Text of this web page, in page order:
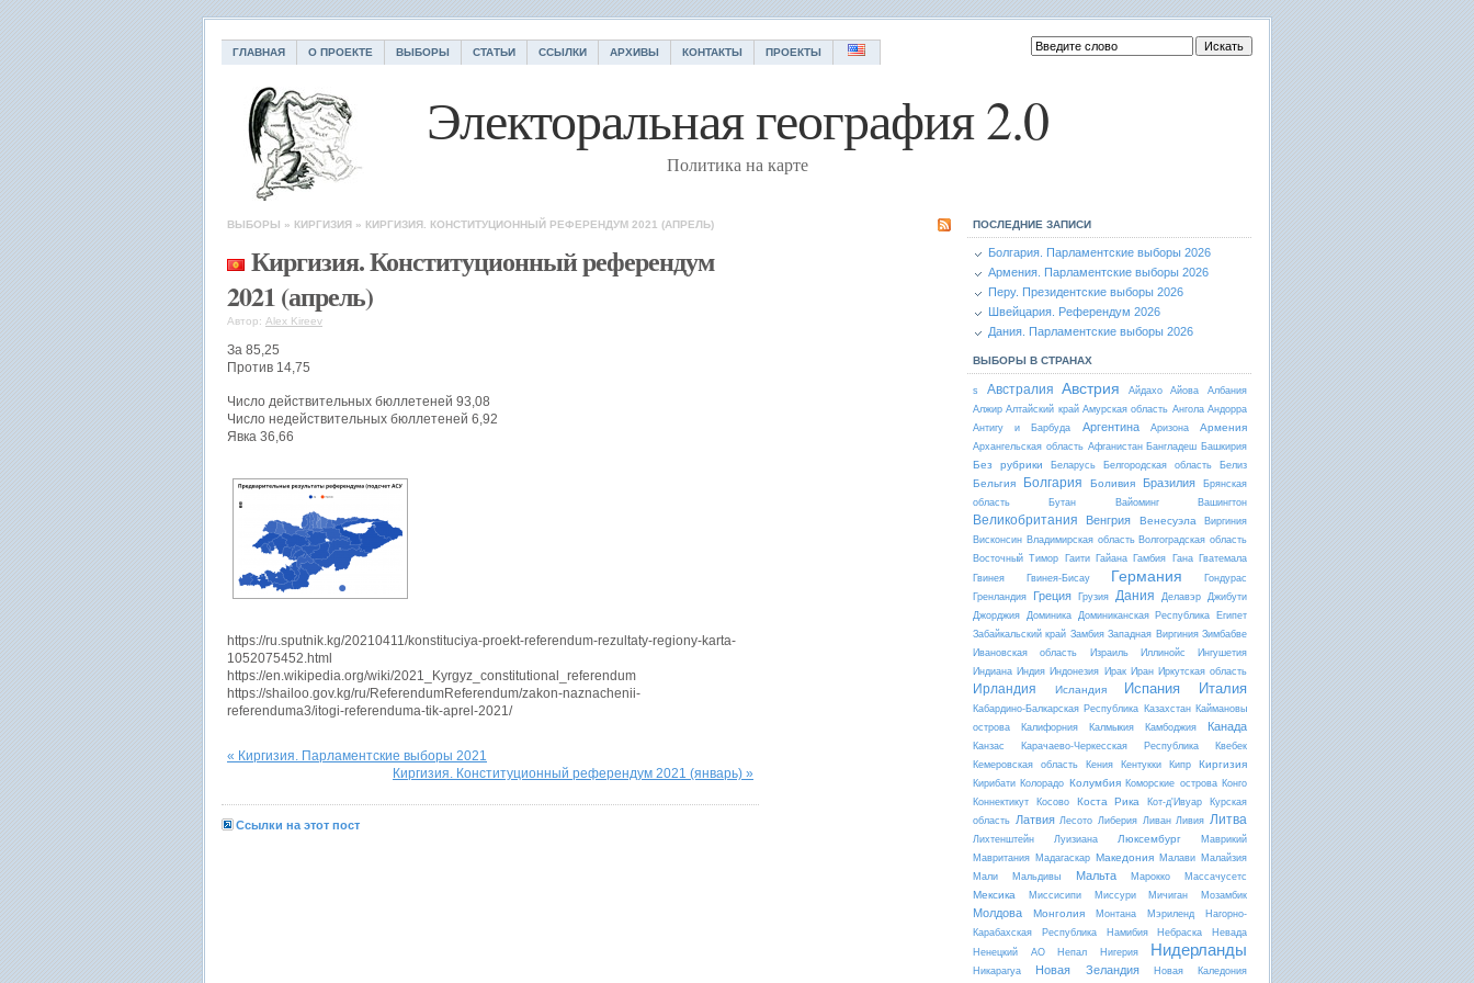
ГЛАВНАЯ О ПРОЕКТЕ ВЫБОРЫ СТАТЬИ ССЫЛКИ АРХИВЫ КОНТАКТЫ ПРОЕКТЫ
Электоральная география 2.0
Политика на карте
ВЫБОРЫ » КИРГИЗИЯ » КИРГИЗИЯ. КОНСТИТУЦИОННЫЙ РЕФЕРЕНДУМ 2021 (АПРЕЛЬ)
Киргизия. Конституционный референдум
2021 (апрель)
Автор: Alex Kireev
За 85,25
Против 14,75
Число действительных бюллетеней 93,08
Число недействительных бюллетеней 6,92
Явка 36,66
https://ru.sputnik.kg/20210411/konstituciya-proekt-referendum-rezultaty-regiony-karta-
1052075452.html
https://en.wikipedia.org/wiki/2021_Kyrgyz_constitutional_referendum
https://shailoo.gov.kg/ru/ReferendumReferendum/zakon-naznachenii-
referenduma3/itogi-referenduma-tik-aprel-2021/
« Киргизия. Парламентские выборы 2021
Киргизия. Конституционный референдум 2021 (январь) »
Ссылки на этот пост
ПОСЛЕДНИЕ ЗАПИСИ
Болгария. Парламентские выборы 2026
Армения. Парламентские выборы 2026
Перу. Президентские выборы 2026
Швейцария. Референдум 2026
Дания. Парламентские выборы 2026
ВЫБОРЫ В СТРАНАХ
s Австралия Австрия Айдахо Айова
Албания
Алжир Алтайский край Амурская область Ангола Андорра
Антигу и Барбуда
Аргентина Аризона Армения
Архангельская область Афганистан Бангладеш Башкирия
Без рубрики Беларусь Белгородская область Белиз
Бельгия Болгария Боливия Бразилия
Брянская
область
Бутан Вайоминг Вашингтон
Великобритания Венгрия Венесуэла
Виргиния
Висконсин Владимирская область Волгоградская область
Восточный Тимор
Гаити Гайана Гамбия Гана
Гватемала
Гвинея
Гвинея-Бисау Германия
Гондурас
Гренландия
Греция Грузия Дания Делавэр Джибути
Джорджия Доминика Доминиканская Республика
Египет
Забайкальский край Замбия Западная Виргиния Зимбабве
Ивановская область
Израиль Иллинойс
Ингушетия
Индиана Индия Индонезия Ирак Иран Иркутская область
Ирландия Исландия Испания Италия
Кабардино-Балкарская Республика Казахстан Каймановы
острова
Калифорния Калмыкия Камбоджия Канада
Канзас Карачаево-Черкесская Республика
Квебек
Кемеровская область
Кения Кентукки Кипр Киргизия
Кирибати Колорадо Колумбия Коморские острова Конго
Коннектикут
Косово Коста Рика Кот-д'Ивуар
Курская
область Латвия Лесото Либерия Ливан Ливия Литва
Лихтенштейн Луизиана Люксембург
Маврикий
Мавритания Мадагаскар Македония Малави Малайзия
Мали
Мальдивы Мальта Марокко Массачусетс
Мексика Миссисипи Миссури Мичиган Мозамбик
Молдова Монголия Монтана Мэриленд
Нагорно-
Карабахская Республика
Намибия Небраска
Невада
Ненецкий АО
Непал Нигерия Нидерланды
Никарагуа Новая Зеландия Новая Каледония